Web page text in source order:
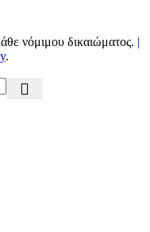
νόμιμου δικαιώματος. |
.